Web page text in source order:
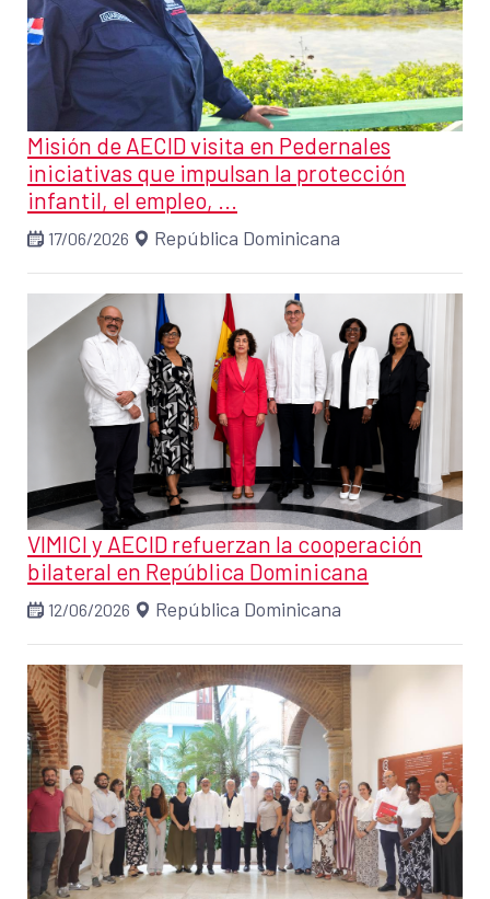
Misión de AECID visita en Pedernales
iniciativas que impulsan la protección
infantil, el empleo, ...
17/06/2026 República Dominicana
VIMICI y AECID refuerzan la cooperación
bilateral en República Dominicana
12/06/2026 República Dominicana